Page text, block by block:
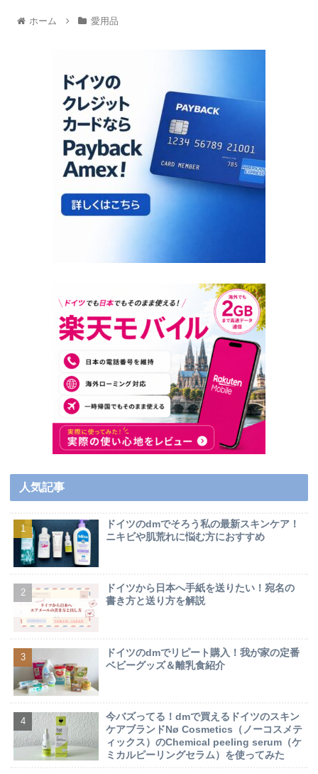
ホーム 愛用品
人気記事
ドイツのdmでそろう私の最新スキンケア！
ニキビや肌荒れに悩む方におすすめ
ドイツから日本へ手紙を送りたい！宛名の
書き方と送り方を解説
ドイツのdmでリピート購入！我が家の定番
ベビーグッズ＆離乳食紹介
今バズってる！dmで買えるドイツのスキン
ケアブランドNø Cosmetics（ノーコスメテ
ィックス）のChemical peeling serum（ケ
ミカルピーリングセラム）を使ってみた